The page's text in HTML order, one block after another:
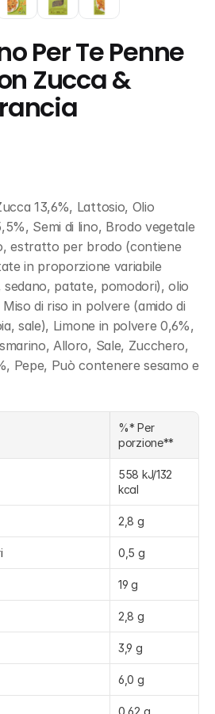
Per Te Penne
Zucca &
13,6%, Lattosio, Olio
Semi di lino, Brodo vegetale
estratto per brodo (contiene
in proporzione variabile
patate, pomodori), olio
di riso in polvere (amido di
sale), Limone in polvere 0,6%,
Alloro, Sale, Zucchero,
Pepe, Può contenere sesamo e
%* Per
porzione**
558 kJ/132
kcal
2,8 g
0,5 g
19 g
2,8 g
3,9 g
6,0 g
0,62 g